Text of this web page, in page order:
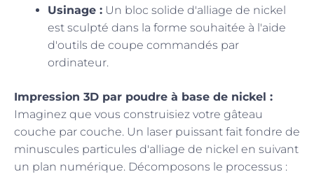
Usinage : Un bloc solide d'alliage de nickel
est sculpté dans la forme souhaitée à l'aide
d'outils de coupe commandés par
ordinateur.
Impression 3D par poudre à base de nickel :
Imaginez que vous construisiez votre gâteau
couche par couche. Un laser puissant fait fondre de
minuscules particules d'alliage de nickel en suivant
un plan numérique. Décomposons le processus :